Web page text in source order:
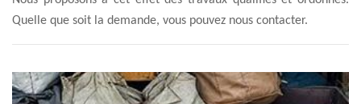
Quelle que soit la demande, vous pouvez nous contacter.